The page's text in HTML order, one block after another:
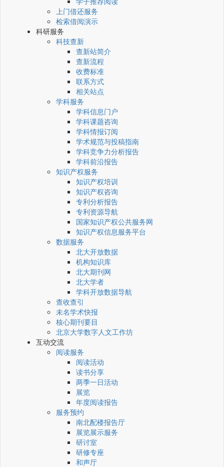
上门借还服务
检索借阅演示
科研服务
科技查新
查新站简介
查新流程
收费标准
联系方式
相关站点
学科服务
学科信息门户
学科课题咨询
学科情报订阅
学术规范与投稿指南
学科竞争力分析报告
学科前沿报告
知识产权服务
知识产权培训
知识产权咨询
专利分析报告
专利资源导航
国家知识产权公共服务网
知识产权信息服务平台
数据服务
北大开放数据
机构知识库
北大期刊网
北大学者
学科开放数据导航
查收查引
未名学术快报
核心期刊要目
北京大学数字人文工作坊
互动交流
阅读服务
阅读活动
读书分享
两季一日活动
展览
年度阅读报告
服务预约
南北配楼报告厅
展览展示服务
研讨室
研修专座
和声厅